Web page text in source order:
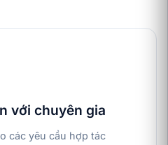
với chuyên gia
các yêu cầu hợp tác